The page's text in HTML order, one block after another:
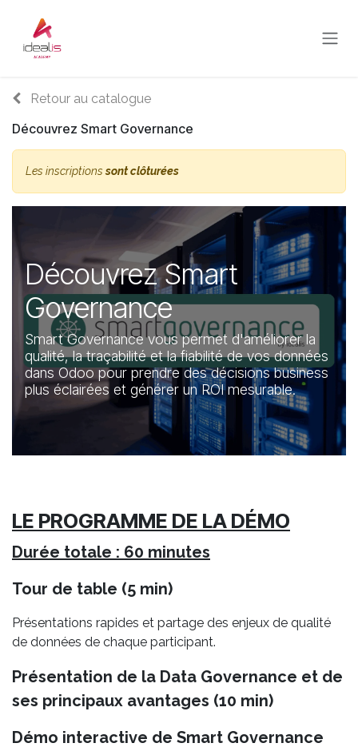
Retour au catalogue
Découvrez Smart Governance
Les inscriptionssont clôturées
Découvrez Smart
Governance
Smart Governance vous permet d'améliorer la
qualité, la traçabilité et la fiabilité de vos données
dans Odoo pour prendre des décisions business
plus éclairées et générer un ROI mesurable.
LE PROGRAMME DE LA DÉMO
Durée totale : 60 minutes
Tour de table (5 min)
Présentations rapides et partage des enjeux de qualité
de données de chaque participant.
Présentation de la Data Governance et de
ses principaux avantages (10 min)
Démo interactive de Smart Governance